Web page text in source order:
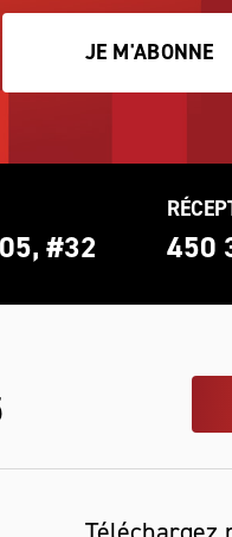
JE M'ABONNE
#32 450